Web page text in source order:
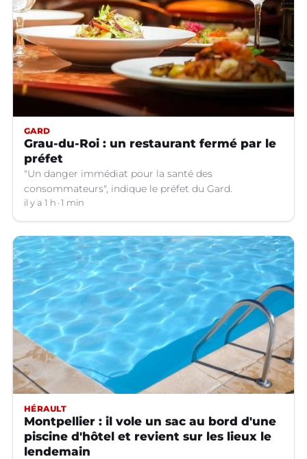
GARD
Grau-du-Roi : un restaurant fermé par le
préfet
"Un danger immédiat pour la santé des
consommateurs", indique le préfet du Gard.
il y a 1 h 1 min
HÉRAULT
Montpellier : il vole un sac au bord d'une
piscine d'hôtel et revient sur les lieux le
lendemain